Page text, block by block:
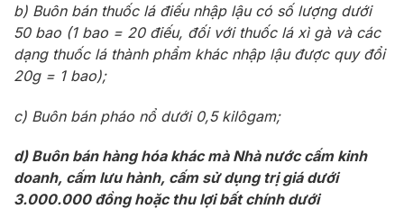
b) Buôn bán thuốc lá điếu nhập lậu có số lượng dưới
50 bao (1 bao = 20 điếu, đối với thuốc lá xì gà và các
dạng thuốc lá thành phẩm khác nhập lậu được quy đổi
20g = 1 bao);
c) Buôn bán pháo nổ dưới 0,5 kilôgam;
d) Buôn bán hàng hóa khác mà Nhà nước cấm kinh
doanh, cấm lưu hành, cấm sử dụng trị giá dưới
3.000.000 đồng hoặc thu lợi bất chính dưới